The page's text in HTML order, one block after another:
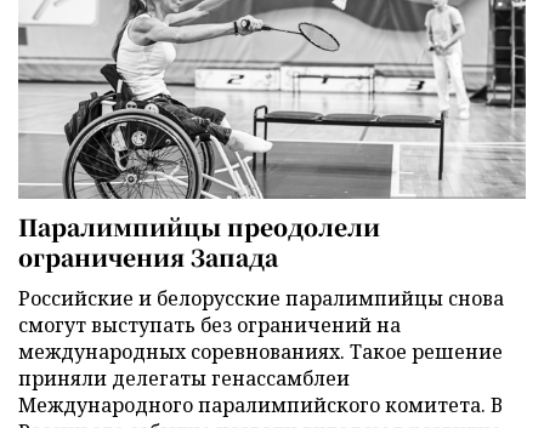
Паралимпийцы преодолели
ограничения Запада
Российские и белорусские паралимпийцы снова
смогут выступать без ограничений на
международных соревнованиях. Такое решение
приняли делегаты генассамблеи
Международного паралимпийского комитета. В